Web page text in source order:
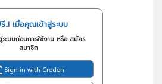
..! เมื่อคุณเข้าสู่ระบบ
ะบบก่อนการใช้งาน หรือ สมัคร
สมาชิก
Sign in with Creden